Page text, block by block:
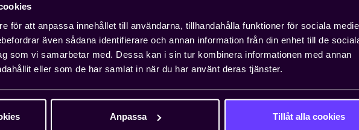
för att anpassa innehållet till användarna, tillhandahålla funktioner för sociala
även sådana identifierare och annan information från din enhet till de
som vi samarbetar med. Dessa kan i sin tur kombinera informationen med annan
eller som de har samlat in när du har använt deras tjänster.
Anpassa Tillåt alla cookies